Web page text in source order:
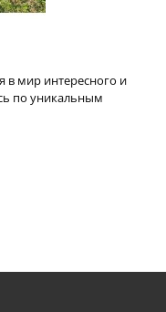
в мир интересного и
по уникальным